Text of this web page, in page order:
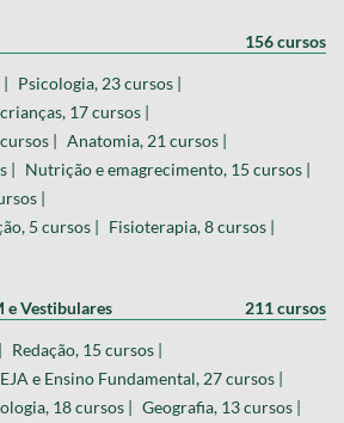
156 cursos
| Psicologia, 23 cursos |
17 cursos |
| Anatomia, 21 cursos |
| Nutrição e emagrecimento, 15 cursos |
|
5 cursos | Fisioterapia, 8 cursos |
e Vestibulares 211 cursos
Redação, 15 cursos |
EJA e Ensino Fundamental, 27 cursos |
18 cursos | Geografia, 13 cursos |